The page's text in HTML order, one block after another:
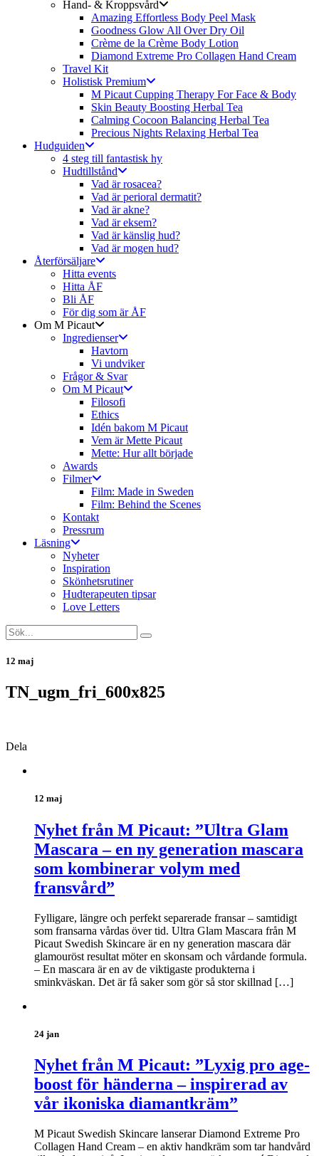
Hand- & Kroppsvård
Amazing Effortless Body Peel Mask
Goodness Glow All Over Dry Oil
Crème de la Crème Body Lotion
Diamond Extreme Pro Collagen Hand Cream
Travel Kit
Holistisk Premium
M Picaut Cupping Therapy For Face & Body
Skin Beauty Boosting Herbal Tea
Calming Cocoon Balancing Herbal Tea
Precious Nights Relaxing Herbal Tea
Hudguiden
4 steg till fantastisk hy
Hudtillstånd
Vad är rosacea?
Vad är perioral dermatit?
Vad är akne?
Vad är eksem?
Vad är känslig hud?
Vad är mogen hud?
Återförsäljare
Hitta events
Hitta ÅF
Bli ÅF
För dig som är ÅF
Om M Picaut
Ingredienser
Havtorn
Vi undviker
Frågor & Svar
Om M Picaut
Filosofi
Ethics
Idén bakom M Picaut
Vem är Mette Picaut
Mette: Hur allt började
Awards
Filmer
Film: Made in Sweden
Film: Behind the Scenes
Kontakt
Pressrum
Läsning
Nyheter
Inspiration
Skönhetsrutiner
Hudterapeuten tipsar
Love Letters
12 maj
TN_ugm_fri_600x825
Dela
12 maj
Nyhet från M Picaut: ”Ultra Glam
Mascara – en ny generation mascara
som kombinerar volym med
fransvård”
Fylligare, längre och perfekt separerade fransar – samtidigt
som fransarna vårdas över tid. Ultra Glam Mascara från M
Picaut Swedish Skincare är en ny generation mascara där
glamouröst resultat möter en skonsam och vårdande formula.
– En mascara är en av de viktigaste produkterna i
sminkväskan. Det är få saker som gör så stor skillnad […]
24 jan
Nyhet från M Picaut: ”Lyxig pro age-
boost för händerna – inspirerad av
vår ikoniska diamantkräm”
M Picaut Swedish Skincare lanserar Diamond Extreme Pro
Collagen Hand Cream – en aktiv handkräm som tar handvård